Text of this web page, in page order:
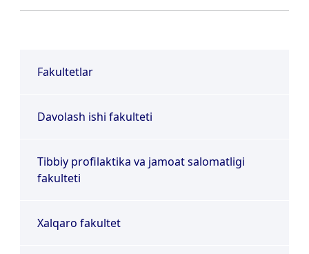
Fakultetlar
Davolash ishi fakulteti
Tibbiy profilaktika va jamoat salomatligi
fakulteti
Xalqaro fakultet